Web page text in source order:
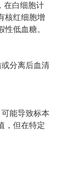
在白细胞计
核红细胞增
低血糖。
分离后血清
能导致标本
，但在特定